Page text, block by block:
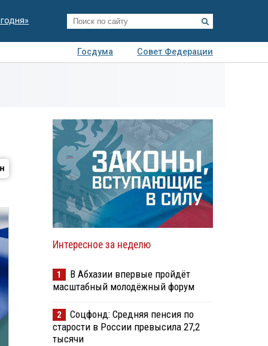
Госдума
Совет Федерации
Интересное за неделю
1
В Абхазии впервые пройдёт
масштабный молодёжный форум
2
Соцфонд: Средняя пенсия по
старости в России превысила 27,2
тысячи